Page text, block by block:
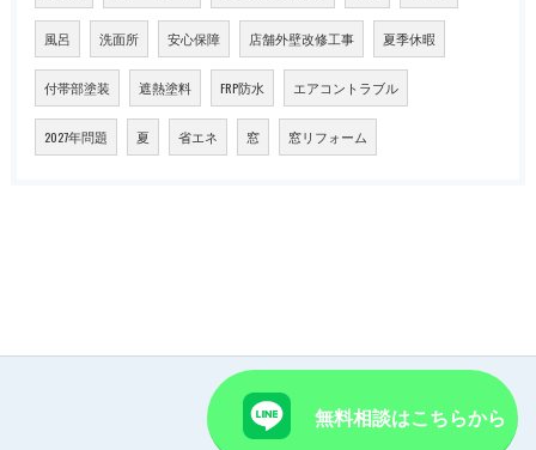
風呂 洗面所 安心保障 店舗外壁改修工事 夏季休暇
付帯部塗装 遮熱塗料 FRP防水 エアコントラブル
2027年問題 夏 省エネ 窓 窓リフォーム
無料相談はこちらから